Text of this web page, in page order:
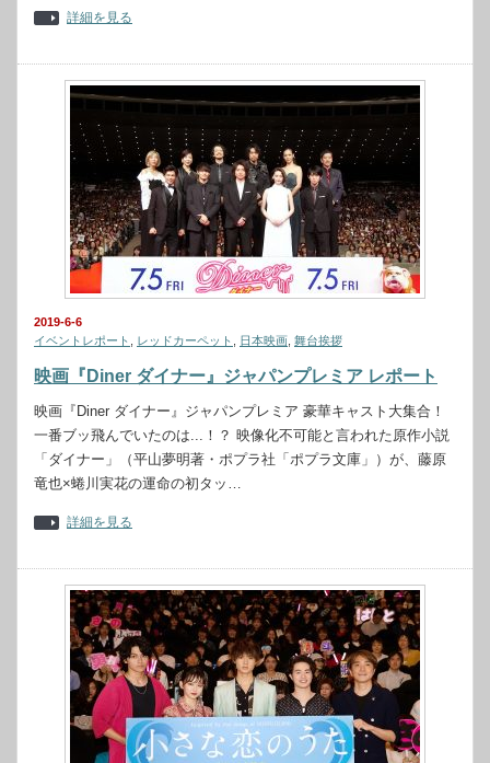
詳細を見る
2019-6-6
イベントレポート
レッドカーペット 日本映画 舞台挨拶
映画『Diner ダイナー』ジャパンプレミア レポート
映画『Diner ダイナー』ジャパンプレミア 豪華キャスト大集合！
一番ブッ飛んでいたのは...！？ 映像化不可能と言われた原作小説
「ダイナー」（平山夢明著・ポプラ社「ポプラ文庫」）が、藤原
竜也×蜷川実花の運命の初タッ…
詳細を見る